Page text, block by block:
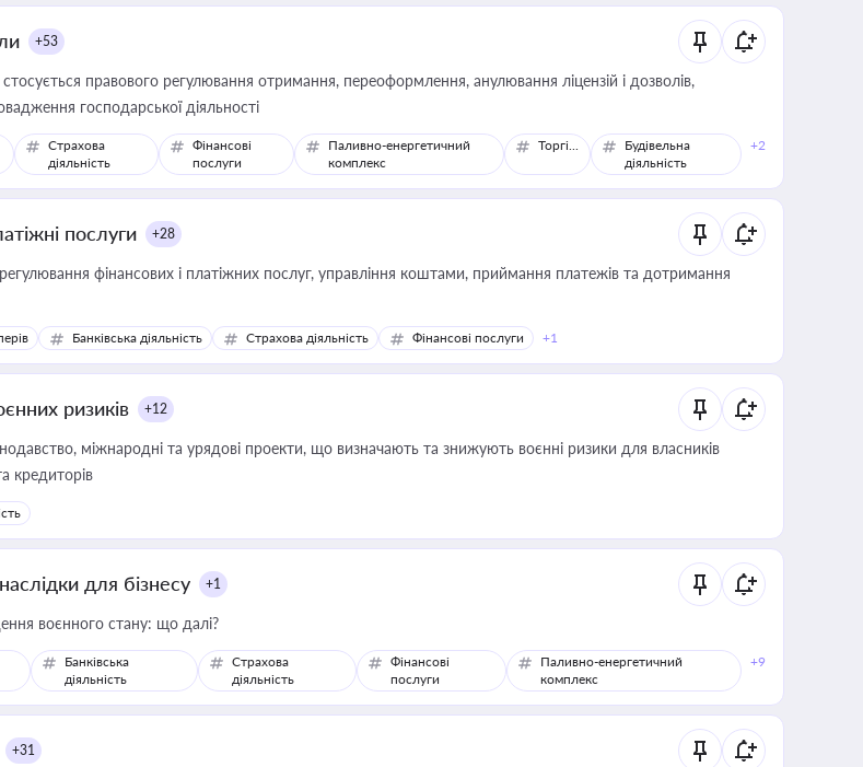
+53
правового регулювання отримання, переоформлення, анулювання ліцензій і дозволів,
господарської діяльності
Страхова
діяльність
Фінансові
послуги
Паливно-енергетичний
комплекс
Торгівля
Будівельна
діяльність
+2
послуги +28
фінансових і платіжних послуг, управління коштами, приймання платежів та дотримання
Банківська діяльність Страхова діяльність Фінансові послуги +1
ризиків +12
міжнародні та урядові проекти, що визначають та знижують воєнні ризики для власників
кредиторів
для бізнесу +1
воєнного стану: що далі?
Банківська
діяльність
Страхова
діяльність
Фінансові
послуги
Паливно-енергетичний
комплекс
+9
+31